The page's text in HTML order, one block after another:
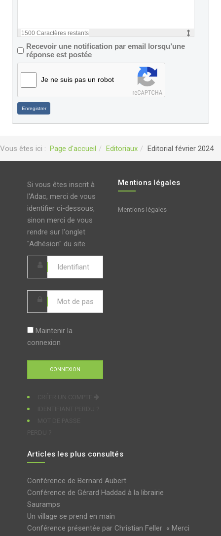
1500 Caractères restants
Recevoir une notification par email lorsqu’une
réponse est postée
Je ne suis pas un robot
Enregistrer
Vous êtes ici : Page d'accueil Editoriaux Editorial février 2024
Si vous êtes inscrit à
l'Adac, merci de vous
identifier ci-dessous,
sinon merci de vous
rendre sur l'onglet
"Adhésion" du site.
Maintenir la
connexion
Mentions légales
Mentions légales
Articles les plus consultés
Conférence de Bernard Aubert
Conférence de Gérard Haddad à la librairie
Sauramps
Un village se prend en main
Conférence présentée par Christian Feller « Merci